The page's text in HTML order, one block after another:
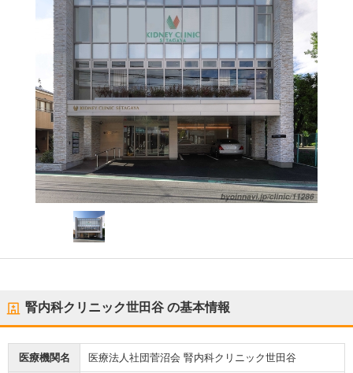
腎内科クリニック世田谷 の基本情報
医療機関名 医療法人社団菅沼会 腎内科クリニック世田谷